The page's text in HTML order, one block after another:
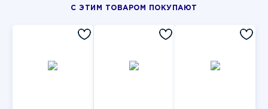
С ЭТИМ ТОВАРОМ ПОКУПАЮТ